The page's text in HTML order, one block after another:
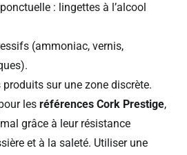
: lingettes à l’alcool
(ammoniac, vernis,
sur une zone discrète.
les références Cork Prestige,
grâce à leur résistance
et à la saleté. Utiliser une